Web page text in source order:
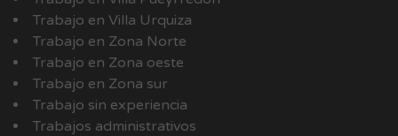
Trabajo en Villa Urquiza
Trabajo en Zona Norte
Trabajo en Zona oeste
Trabajo en Zona sur
Trabajo sin experiencia
Trabajos administrativos